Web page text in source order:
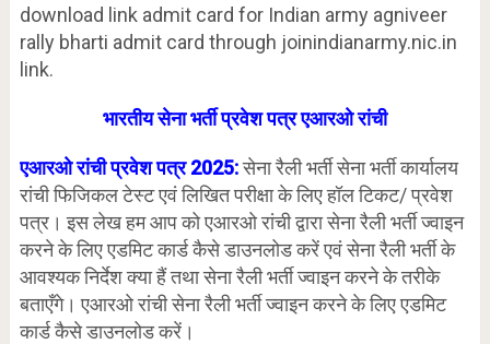
download link admit card for Indian army agniveer
rally bharti admit card through joinindianarmy.nic.in
link.
भारतीय सेना भर्ती प्रवेश पत्र एआरओ रांची
एआरओ रांची प्रवेश पत्र 2025:सेना रैली भर्ती सेना भर्ती कार्यालय
रांची फिजिकल टेस्ट एवं लिखित परीक्षा के लिए हॉल टिकट/ प्रवेश
पत्र। इस लेख हम आप को एआरओ रांची द्वारा सेना रैली भर्ती ज्वाइन
करने के लिए एडमिट कार्ड कैसे डाउनलोड करें एवं सेना रैली भर्ती के
आवश्यक निर्देश क्या हैं तथा सेना रैली भर्ती ज्वाइन करने के तरीके
बताएँगे। एआरओ रांची सेना रैली भर्ती ज्वाइन करने के लिए एडमिट
कार्ड कैसे डाउनलोड करें।